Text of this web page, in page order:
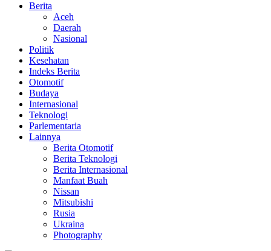
Berita
Aceh
Daerah
Nasional
Politik
Kesehatan
Indeks Berita
Otomotif
Budaya
Internasional
Teknologi
Parlementaria
Lainnya
Berita Otomotif
Berita Teknologi
Berita Internasional
Manfaat Buah
Nissan
Mitsubishi
Rusia
Ukraina
Photography